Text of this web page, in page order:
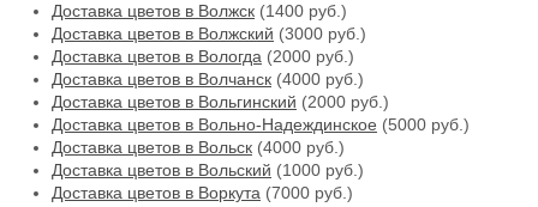
Доставка цветов в Волжск (1400 руб.)
Доставка цветов в Волжский (3000 руб.)
Доставка цветов в Вологда (2000 руб.)
Доставка цветов в Волчанск (4000 руб.)
Доставка цветов в Вольгинский (2000 руб.)
Доставка цветов в Вольно-Надеждинское (5000 руб.)
Доставка цветов в Вольск (4000 руб.)
Доставка цветов в Вольский (1000 руб.)
Доставка цветов в Воркута (7000 руб.)